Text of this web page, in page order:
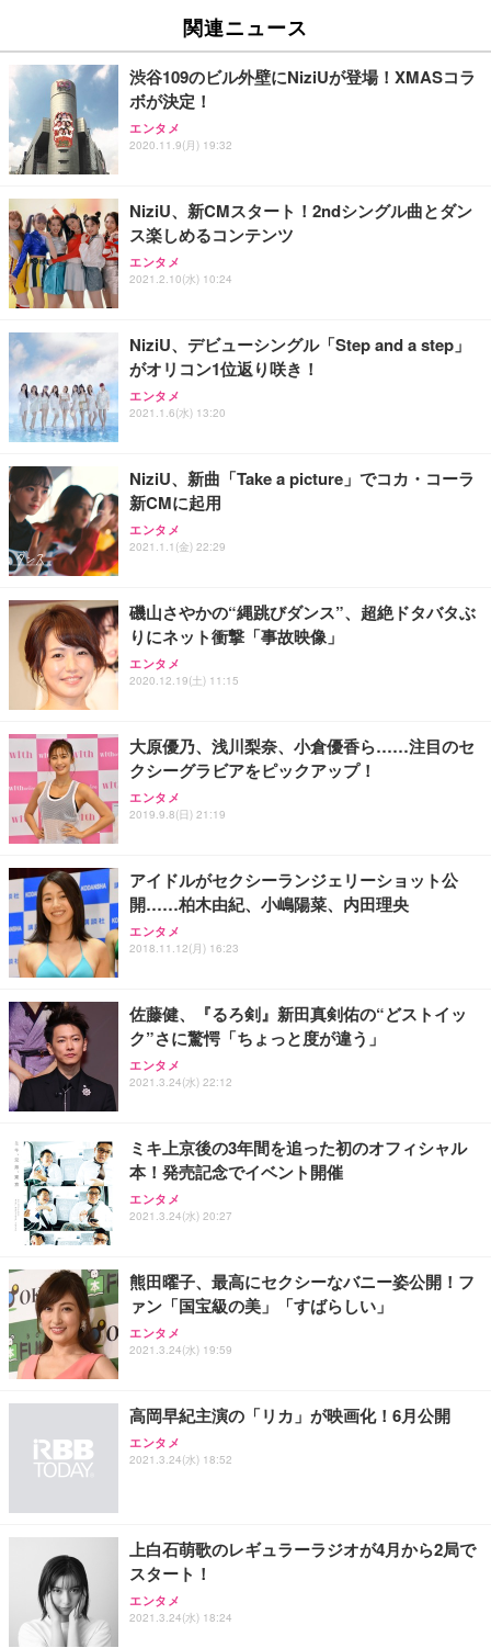
い 跳ね上げ式アームレスト コンパクト 約105度ロッ
キング pc 事務椅子 360度回転 座面昇降 強化ナイロ
ン樹脂ベース 通気性メッシュ 在宅ワーク H-WY01
(黒網+黒枠+黒足)
￥5,699
SIHOO B100 オフィスチェア／デスクチェア メッシ
Sezlife オフィスチェア デスクチェア 疲れない テレ
ワーク チェア 強化バックレスト 30度ロッキング機
ョン PCチェア 通気性メッシュ ゲーミング/勉強/事
務用 おしゃれ パソコンチェア (ブラック)
Sezlife オフィスチェア デスクチェア 疲れない テレ
ワーク チェア 強化バックレスト 30度ロッキング機
ョン PCチェア 通気性メッシュ ゲーミング/勉強/事
務用 おしゃれ パソコンチェア (ホワイト)
ANDWINT オフィスチェア デスクチェア 肘なし メ
ッシュ 通気性 ランバーサポート付き 腰サポート ガ
ス圧無段階昇降 360度回転 キャスター付き コンパク
EV3240X-WT | 31.5型4K UHD・USB Type-C・ホワ
￥105,595
EIZO ビジネス向けプレミアムモニター | FlexScan
EV2740X-WT | 27.0型4K UHD・USB Type-C・ホワ
￥109,572
【純正品】27"ゲーミングモニター DualSense 充電
フック付き（CFI-ZDM1J）
【整備済み品】Dell E2724HS 27インチ 液晶モニタ
ー フルHD（1920×1080）VA 非光沢 HDMI/DisplayP
【MiniLED/24.5inch/280Hz/FHD】GRAPHT THE S
HOOTER Gaming Monitor 24” Essential ゲーミン
グモニター QD 24.5インチ 1ms FHD 量子ドット 残
Amazonベーシック ペットシーツ 薄型 レギュラー 1
回使い捨て 無香料 ホワイト 300枚
￥3,373
Amazonベーシック ペットシーツ 厚型 ワイド 42枚
ネオ・ルーライフ ネオ・オムツ L 中型犬用 26枚入
Smart Basic(スマートベーシック) 【Amazon.co.jp
限定】 Smart Basic アイリスオーヤマ ペットシーツ
アイリスオーヤマ ペットシーツ 超厚型 お徳用 レギ
ュラー 200枚入【Amazon.co.jp限定】
関連ニュース
渋谷109のビル外壁にNiziUが登場！XMASコラ
ボが決定！
エンタメ
2020.11.9(月) 19:32
NiziU、新CMスタート！2ndシングル曲とダン
ス楽しめるコンテンツ
エンタメ
2021.2.10(水) 10:24
NiziU、デビューシングル「Step and a step」
がオリコン1位返り咲き！
エンタメ
2021.1.6(水) 13:20
NiziU、新曲「Take a picture」でコカ・コーラ
新CMに起用
エンタメ
2021.1.1(金) 22:29
磯山さやかの“縄跳びダンス”、超絶ドタバタぶ
りにネット衝撃「事故映像」
エンタメ
2020.12.19(土) 11:15
大原優乃、浅川梨奈、小倉優香ら……注目のセ
クシーグラビアをピックアップ！
エンタメ
2019.9.8(日) 21:19
アイドルがセクシーランジェリーショット公
開……柏木由紀、小嶋陽菜、内田理央
エンタメ
2018.11.12(月) 16:23
佐藤健、『るろ剣』新田真剣佑の“どストイッ
ク”さに驚愕「ちょっと度が違う」
エンタメ
2021.3.24(水) 22:12
ミキ上京後の3年間を追った初のオフィシャル
本！発売記念でイベント開催
エンタメ
2021.3.24(水) 20:27
熊田曜子、最高にセクシーなバニー姿公開！フ
ァン「国宝級の美」「すばらしい」
エンタメ
2021.3.24(水) 19:59
高岡早紀主演の「リカ」が映画化！6月公開
エンタメ
2021.3.24(水) 18:52
上白石萌歌のレギュラーラジオが4月から2局で
スタート！
エンタメ
2021.3.24(水) 18:24